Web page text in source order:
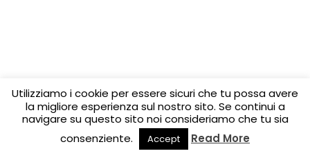
Utilizziamo i cookie per essere sicuri che tu possa avere
la migliore esperienza sul nostro sito. Se continui a
navigare su questo sito noi consideriamo che tu sia
consenziente.
Accept Read More